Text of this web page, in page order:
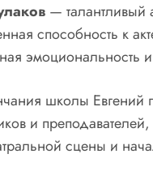
— талантливый
способность к
эмоциональность
школы Евгений
и
сцены и